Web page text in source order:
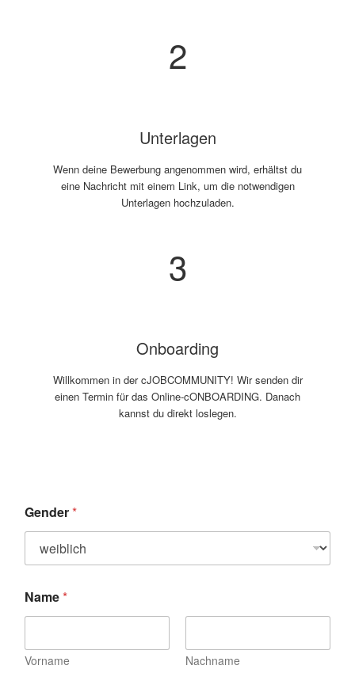
2
Unterlagen
Wenn deine Bewerbung angenommen wird, erhältst du
eine Nachricht mit einem Link, um die notwendigen
Unterlagen hochzuladen.
3
Onboarding
Willkommen in der cJOBCOMMUNITY! Wir senden dir
einen Termin für das Online-cONBOARDING. Danach
kannst du direkt loslegen.
Gender*
Name*
Vorname Nachname